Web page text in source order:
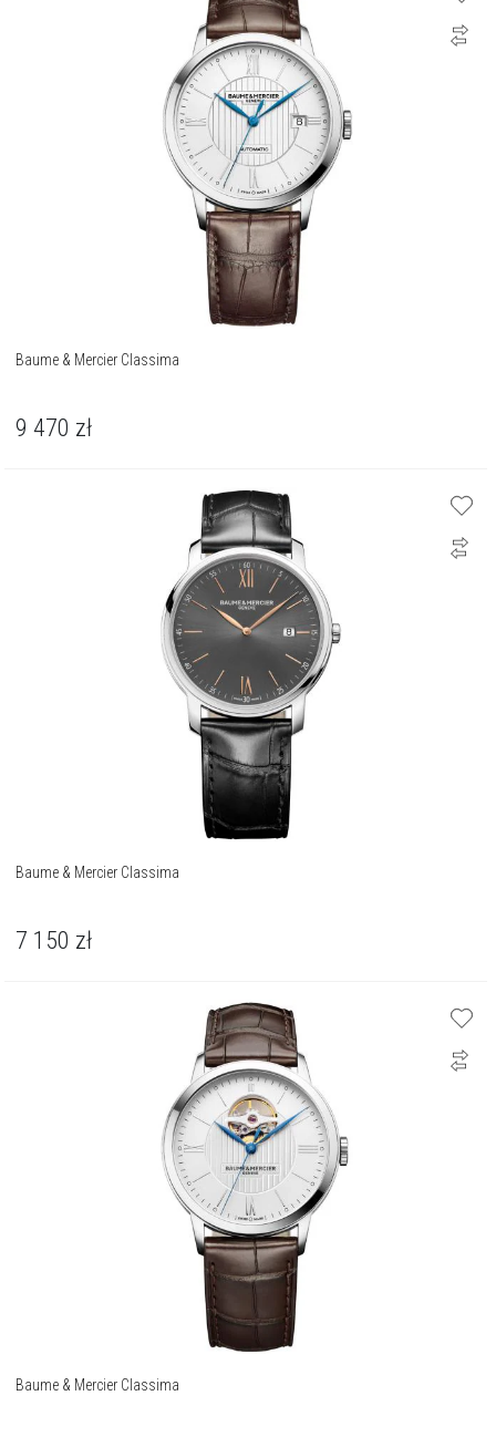
Baume & Mercier Classima
9 470 zł
Baume & Mercier Classima
7 150 zł
Baume & Mercier Classima